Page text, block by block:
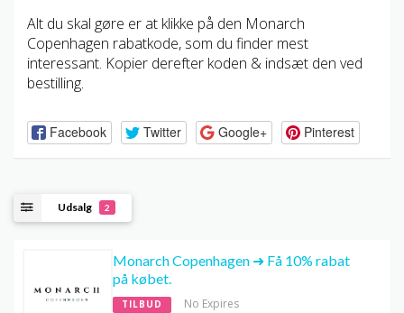
Alt du skal gøre er at klikke på den Monarch
Copenhagen rabatkode, som du finder mest
interessant. Kopier derefter koden & indsæt den ved
bestilling.
Facebook Twitter Google+ Pinterest
Udsalg 2
Monarch Copenhagen ➜ Få 10% rabat
på købet.
TILBUD No Expires